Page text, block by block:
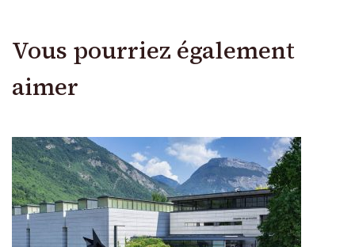
Vous pourriez également
aimer